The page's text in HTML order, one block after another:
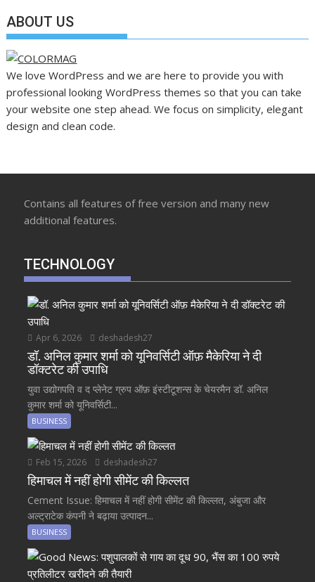
ABOUT US
We love WordPress and we are here to provide you with
professional looking WordPress themes so that you can take
your website one step ahead. We focus on simplicity, elegant
design and clean code.
Contains all features of free version and many new
additional features.
TECHNOLOGY
Apr 6, 2026 deshadesh27
डॉ. अनिल कुमार शर्मा को यूनिवर्सिटी ऑफ़ मैकेरिया ने दी
डॉक्टरेट की उपाधि
युवा उद्योगपति व द प्लेनेट ग्रुप ऑफ़ इंस्टीटूशन्स के चेयरमैन डॉ. अनिल
कुमार शर्मा को यूनिवर्सिटी...
BUSINESS
Feb 15, 2026 deshadesh27
हिमाचल में नहीं होगी सीमेंट की किल्लत
Cement Issue: हिमाचल में नहीं होगी सीमेंट की किल्लत, अंबुजा और
अल्ट्राटेक कंपनी ने बढ़ाया उत्पादन...
BUSINESS